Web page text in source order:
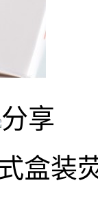
分享
盒装